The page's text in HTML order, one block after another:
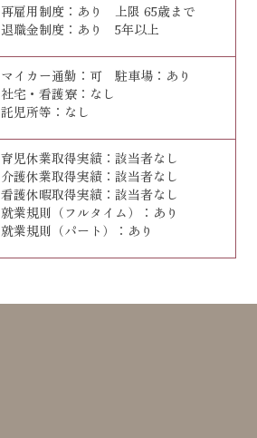
再雇用制度：あり 上限 65歳まで
退職金制度：あり 5年以上
マイカー通勤：可 駐車場：あり
社宅・看護寮：なし
託児所等：なし
育児休業取得実績：該当者なし
介護休業取得実績：該当者なし
看護休暇取得実績：該当者なし
就業規則（フルタイム）：あり
就業規則（パート）：あり